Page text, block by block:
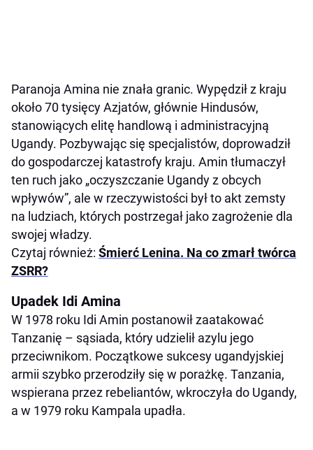
Paranoja Amina nie znała granic. Wypędził z kraju
około 70 tysięcy Azjatów, głównie Hindusów,
stanowiących elitę handlową i administracyjną
Ugandy. Pozbywając się specjalistów, doprowadził
do gospodarczej katastrofy kraju. Amin tłumaczył
ten ruch jako „oczyszczanie Ugandy z obcych
wpływów”, ale w rzeczywistości był to akt zemsty
na ludziach, których postrzegał jako zagrożenie dla
swojej władzy.
Czytaj również: Śmierć Lenina. Na co zmarł twórca
ZSRR?
Upadek Idi Amina
W 1978 roku Idi Amin postanowił zaatakować
Tanzanię – sąsiada, który udzielił azylu jego
przeciwnikom. Początkowe sukcesy ugandyjskiej
armii szybko przerodziły się w porażkę. Tanzania,
wspierana przez rebeliantów, wkroczyła do Ugandy,
a w 1979 roku Kampala upadła.